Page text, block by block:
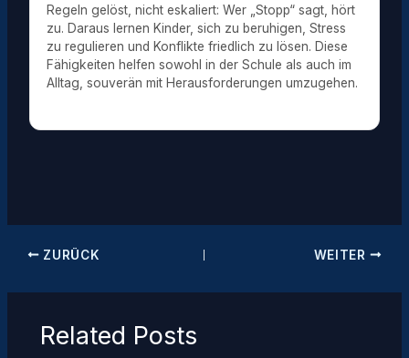
Regeln gelöst, nicht eskaliert: Wer „Stopp“ sagt, hört
zu. Daraus lernen Kinder, sich zu beruhigen, Stress
zu regulieren und Konflikte friedlich zu lösen. Diese
Fähigkeiten helfen sowohl in der Schule als auch im
Alltag, souverän mit Herausforderungen umzugehen.
ZURÜCK WEITER
Related Posts